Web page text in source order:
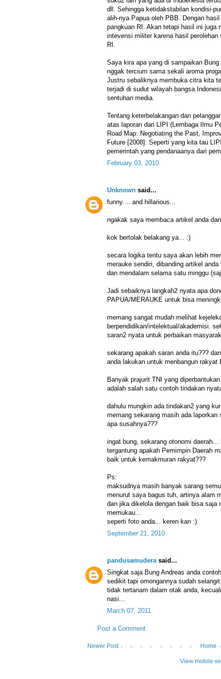
dll. Sehingga ketidakstabilan kondisi-
alih-nya Papua oleh PBB. Dengan
pangkuan RI. Akan tetapi hasil ini juga
intevensi militer karena hasil
RI.
Saya kira apa yang di sampaikan
nggak tercium sama sekali aroma
Justru sebaliknya membuka citra kita
terjadi di sudut wilayah bangsa
sentuhan media.
Tentang keterbelakangan dan
atas laporan dari LIPI (Lembaga Ilmu
Road Map: Negotiating the Past,
Future [2008]. Seperti yang kita tau
pemerintah yang pendanaanya dari
February 03, 2010
Unknown said...
funny.... and hillarious...
ngakak saya membaca artikel anda
kok bertolak belakang ya... :)
secara logika tentu saya akan lebih
merauke sendiri, dibanding artikel
dan mendalam selama satu minggu
Jadi sebaiknya langkah2 nyata apa
PAPUA/MERAUKE untuk bisa
memang sangat mudah melihat
berpendidikan/intelektual/akademisi.
saran2 nyata untuk perbaikan
sekarang apakah saran anda itu???
anda lakukan untuk menbangun rakyat
Banyak prajurit TNI yang
adalah salah satu contoh tindakan
dahulu mungkin ada tindakan2 yang
memang sekarang masih ada laporkan
apa susahnya???
ingat bung, sekarang otonomi
tergantung apakah Pemimpin Daerah
baik untuk kemakmuran rakyat???
Ps:
maksudnya masih banyak sarang
menurut saya bagus tuh, artinya alam
dan jika dikelola dengan baik bisa saja
memukau...
seperti foto anda... keren kan :)
September 21, 2010
pandusamudera said...
Singkat saja Bung Andreas anda
sedikit tapi omongannya sudah
tidak tertanam dalam otak anda,
nasi...
March 07, 2011
Post a Comment
Newer Post Home
View mobile